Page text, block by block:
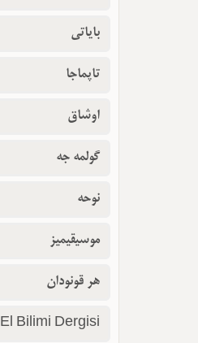
بایاتی
تاپماجا
اوشاق
گولمه جه
نوحه
موسیقیمیز
هر قونودان
El Bilimi Dergisi